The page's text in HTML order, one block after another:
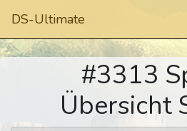
DS-Ultimate
#3313
Übersicht